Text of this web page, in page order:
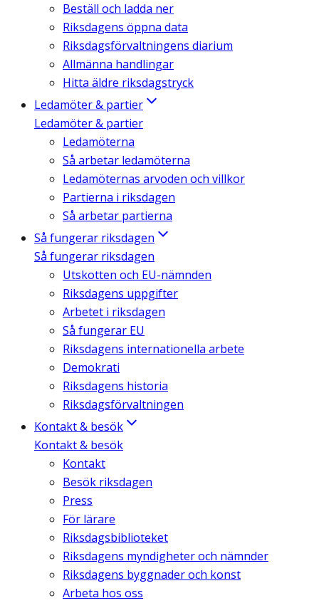
Beställ och ladda ner
Riksdagens öppna data
Riksdagsförvaltningens diarium
Allmänna handlingar
Hitta äldre riksdagstryck
Ledamöter & partier
Ledamöter & partier
Ledamöterna
Så arbetar ledamöterna
Ledamöternas arvoden och villkor
Partierna i riksdagen
Så arbetar partierna
Så fungerar riksdagen
Så fungerar riksdagen
Utskotten och EU-nämnden
Riksdagens uppgifter
Arbetet i riksdagen
Så fungerar EU
Riksdagens internationella arbete
Demokrati
Riksdagens historia
Riksdagsförvaltningen
Kontakt & besök
Kontakt & besök
Kontakt
Besök riksdagen
Press
För lärare
Riksdagsbiblioteket
Riksdagens myndigheter och nämnder
Riksdagens byggnader och konst
Arbeta hos oss